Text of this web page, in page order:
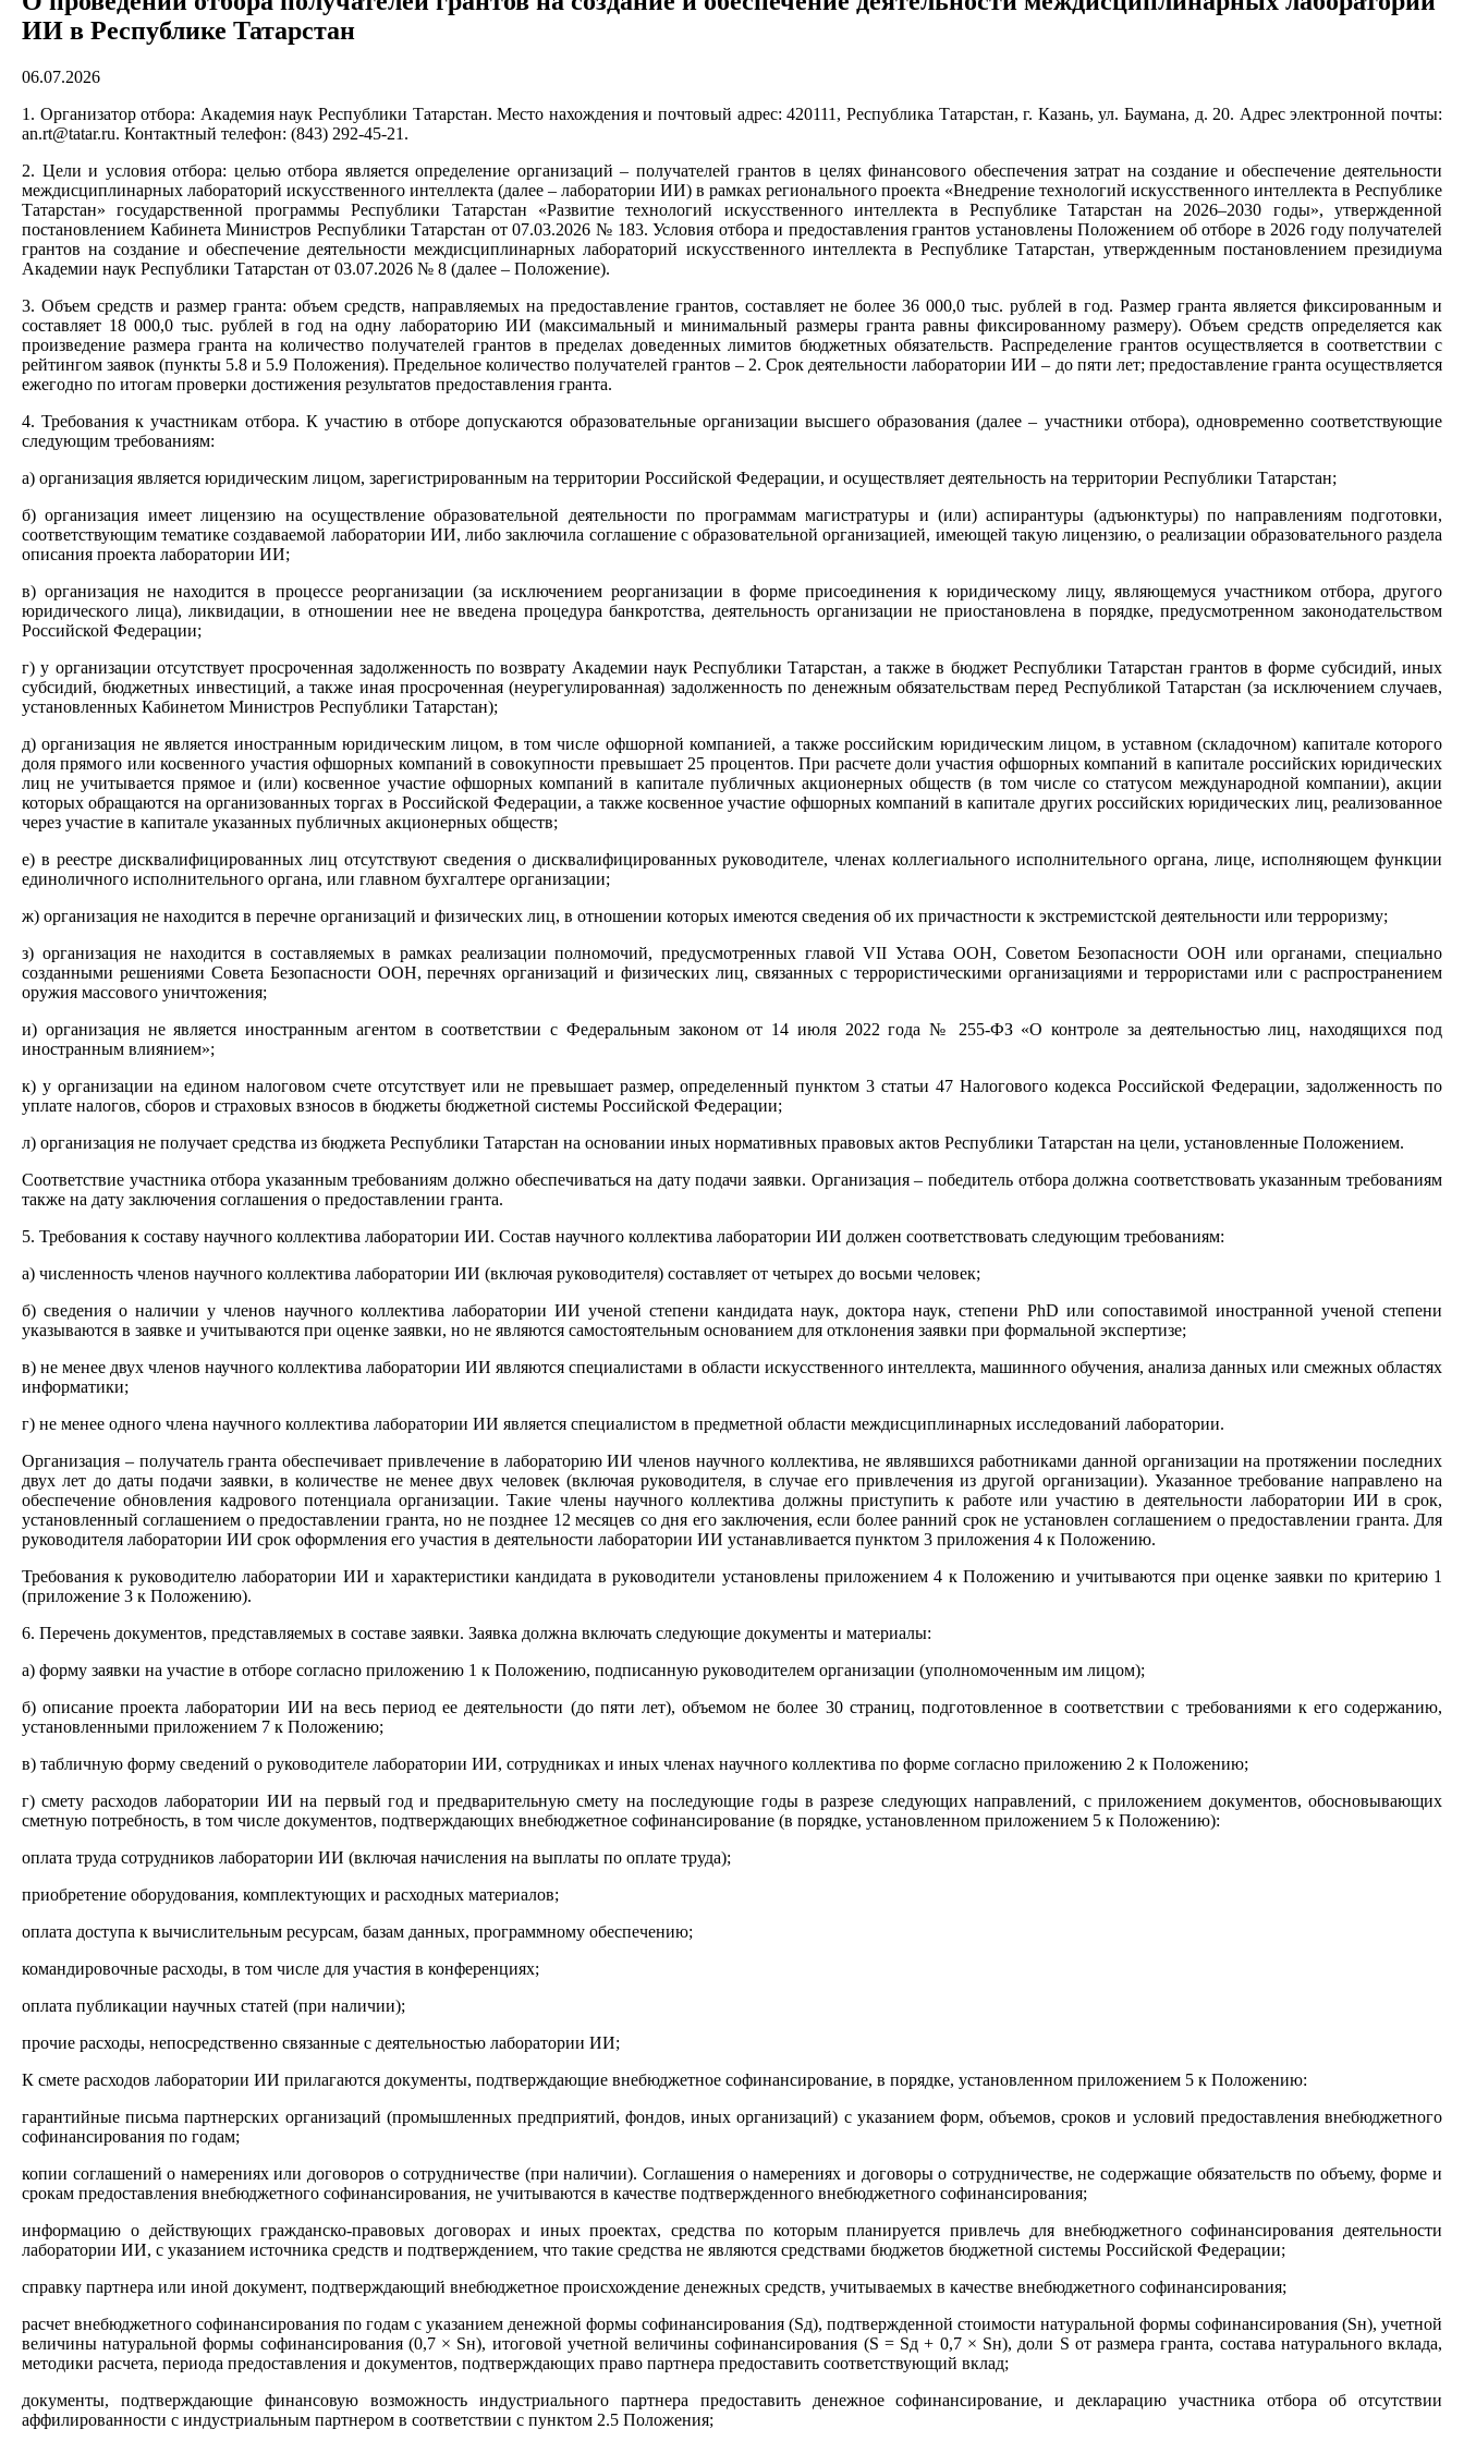
ИИ в Республике Татарстан
06.07.2026
1. Организатор отбора: Академия наук Республики Татарстан. Место нахождения и почтовый адрес: 420111, Республика Татарстан, г. Казань, ул. Баумана, д. 20. Адрес электронной почты:
an.rt@tatar.ru. Контактный телефон: (843) 292-45-21.
2. Цели и условия отбора: целью отбора является определение организаций – получателей грантов в целях финансового обеспечения затрат на создание и обеспечение деятельности
междисциплинарных лабораторий искусственного интеллекта (далее – лаборатории ИИ) в рамках регионального проекта «Внедрение технологий искусственного интеллекта в Республике
Татарстан» государственной программы Республики Татарстан «Развитие технологий искусственного интеллекта в Республике Татарстан на 2026–2030 годы», утвержденной
постановлением Кабинета Министров Республики Татарстан от 07.03.2026 № 183. Условия отбора и предоставления грантов установлены Положением об отборе в 2026 году получателей
грантов на создание и обеспечение деятельности междисциплинарных лабораторий искусственного интеллекта в Республике Татарстан, утвержденным постановлением президиума
Академии наук Республики Татарстан от 03.07.2026 № 8 (далее – Положение).
3. Объем средств и размер гранта: объем средств, направляемых на предоставление грантов, составляет не более 36 000,0 тыс. рублей в год. Размер гранта является фиксированным и
составляет 18 000,0 тыс. рублей в год на одну лабораторию ИИ (максимальный и минимальный размеры гранта равны фиксированному размеру). Объем средств определяется как
произведение размера гранта на количество получателей грантов в пределах доведенных лимитов бюджетных обязательств. Распределение грантов осуществляется в соответствии с
рейтингом заявок (пункты 5.8 и 5.9 Положения). Предельное количество получателей грантов – 2. Срок деятельности лаборатории ИИ – до пяти лет; предоставление гранта осуществляется
ежегодно по итогам проверки достижения результатов предоставления гранта.
4. Требования к участникам отбора. К участию в отборе допускаются образовательные организации высшего образования (далее – участники отбора), одновременно соответствующие
следующим требованиям:
а) организация является юридическим лицом, зарегистрированным на территории Российской Федерации, и осуществляет деятельность на территории Республики Татарстан;
б) организация имеет лицензию на осуществление образовательной деятельности по программам магистратуры и (или) аспирантуры (адъюнктуры) по направлениям подготовки,
соответствующим тематике создаваемой лаборатории ИИ, либо заключила соглашение с образовательной организацией, имеющей такую лицензию, о реализации образовательного раздела
описания проекта лаборатории ИИ;
в) организация не находится в процессе реорганизации (за исключением реорганизации в форме присоединения к юридическому лицу, являющемуся участником отбора, другого
юридического лица), ликвидации, в отношении нее не введена процедура банкротства, деятельность организации не приостановлена в порядке, предусмотренном законодательством
Российской Федерации;
г) у организации отсутствует просроченная задолженность по возврату Академии наук Республики Татарстан, а также в бюджет Республики Татарстан грантов в форме субсидий, иных
субсидий, бюджетных инвестиций, а также иная просроченная (неурегулированная) задолженность по денежным обязательствам перед Республикой Татарстан (за исключением случаев,
установленных Кабинетом Министров Республики Татарстан);
д) организация не является иностранным юридическим лицом, в том числе офшорной компанией, а также российским юридическим лицом, в уставном (складочном) капитале которого
доля прямого или косвенного участия офшорных компаний в совокупности превышает 25 процентов. При расчете доли участия офшорных компаний в капитале российских юридических
лиц не учитывается прямое и (или) косвенное участие офшорных компаний в капитале публичных акционерных обществ (в том числе со статусом международной компании), акции
которых обращаются на организованных торгах в Российской Федерации, а также косвенное участие офшорных компаний в капитале других российских юридических лиц, реализованное
через участие в капитале указанных публичных акционерных обществ;
е) в реестре дисквалифицированных лиц отсутствуют сведения о дисквалифицированных руководителе, членах коллегиального исполнительного органа, лице, исполняющем функции
единоличного исполнительного органа, или главном бухгалтере организации;
ж) организация не находится в перечне организаций и физических лиц, в отношении которых имеются сведения об их причастности к экстремистской деятельности или терроризму;
з) организация не находится в составляемых в рамках реализации полномочий, предусмотренных главой VII Устава ООН, Советом Безопасности ООН или органами, специально
созданными решениями Совета Безопасности ООН, перечнях организаций и физических лиц, связанных с террористическими организациями и террористами или с распространением
оружия массового уничтожения;
и) организация не является иностранным агентом в соответствии с Федеральным законом от 14 июля 2022 года № 255-ФЗ «О контроле за деятельностью лиц, находящихся под
иностранным влиянием»;
к) у организации на едином налоговом счете отсутствует или не превышает размер, определенный пунктом 3 статьи 47 Налогового кодекса Российской Федерации, задолженность по
уплате налогов, сборов и страховых взносов в бюджеты бюджетной системы Российской Федерации;
л) организация не получает средства из бюджета Республики Татарстан на основании иных нормативных правовых актов Республики Татарстан на цели, установленные Положением.
Соответствие участника отбора указанным требованиям должно обеспечиваться на дату подачи заявки. Организация – победитель отбора должна соответствовать указанным требованиям
также на дату заключения соглашения о предоставлении гранта.
5. Требования к составу научного коллектива лаборатории ИИ. Состав научного коллектива лаборатории ИИ должен соответствовать следующим требованиям:
а) численность членов научного коллектива лаборатории ИИ (включая руководителя) составляет от четырех до восьми человек;
б) сведения о наличии у членов научного коллектива лаборатории ИИ ученой степени кандидата наук, доктора наук, степени PhD или сопоставимой иностранной ученой степени
указываются в заявке и учитываются при оценке заявки, но не являются самостоятельным основанием для отклонения заявки при формальной экспертизе;
в) не менее двух членов научного коллектива лаборатории ИИ являются специалистами в области искусственного интеллекта, машинного обучения, анализа данных или смежных областях
информатики;
г) не менее одного члена научного коллектива лаборатории ИИ является специалистом в предметной области междисциплинарных исследований лаборатории.
Организация – получатель гранта обеспечивает привлечение в лабораторию ИИ членов научного коллектива, не являвшихся работниками данной организации на протяжении последних
двух лет до даты подачи заявки, в количестве не менее двух человек (включая руководителя, в случае его привлечения из другой организации). Указанное требование направлено на
обеспечение обновления кадрового потенциала организации. Такие члены научного коллектива должны приступить к работе или участию в деятельности лаборатории ИИ в срок,
установленный соглашением о предоставлении гранта, но не позднее 12 месяцев со дня его заключения, если более ранний срок не установлен соглашением о предоставлении гранта. Для
руководителя лаборатории ИИ срок оформления его участия в деятельности лаборатории ИИ устанавливается пунктом 3 приложения 4 к Положению.
Требования к руководителю лаборатории ИИ и характеристики кандидата в руководители установлены приложением 4 к Положению и учитываются при оценке заявки по критерию 1
(приложение 3 к Положению).
6. Перечень документов, представляемых в составе заявки. Заявка должна включать следующие документы и материалы:
а) форму заявки на участие в отборе согласно приложению 1 к Положению, подписанную руководителем организации (уполномоченным им лицом);
б) описание проекта лаборатории ИИ на весь период ее деятельности (до пяти лет), объемом не более 30 страниц, подготовленное в соответствии с требованиями к его содержанию,
установленными приложением 7 к Положению;
в) табличную форму сведений о руководителе лаборатории ИИ, сотрудниках и иных членах научного коллектива по форме согласно приложению 2 к Положению;
г) смету расходов лаборатории ИИ на первый год и предварительную смету на последующие годы в разрезе следующих направлений, с приложением документов, обосновывающих
сметную потребность, в том числе документов, подтверждающих внебюджетное софинансирование (в порядке, установленном приложением 5 к Положению):
оплата труда сотрудников лаборатории ИИ (включая начисления на выплаты по оплате труда);
приобретение оборудования, комплектующих и расходных материалов;
оплата доступа к вычислительным ресурсам, базам данных, программному обеспечению;
командировочные расходы, в том числе для участия в конференциях;
оплата публикации научных статей (при наличии);
прочие расходы, непосредственно связанные с деятельностью лаборатории ИИ;
К смете расходов лаборатории ИИ прилагаются документы, подтверждающие внебюджетное софинансирование, в порядке, установленном приложением 5 к Положению:
гарантийные письма партнерских организаций (промышленных предприятий, фондов, иных организаций) с указанием форм, объемов, сроков и условий предоставления внебюджетного
софинансирования по годам;
копии соглашений о намерениях или договоров о сотрудничестве (при наличии). Соглашения о намерениях и договоры о сотрудничестве, не содержащие обязательств по объему, форме и
срокам предоставления внебюджетного софинансирования, не учитываются в качестве подтвержденного внебюджетного софинансирования;
информацию о действующих гражданско-правовых договорах и иных проектах, средства по которым планируется привлечь для внебюджетного софинансирования деятельности
лаборатории ИИ, с указанием источника средств и подтверждением, что такие средства не являются средствами бюджетов бюджетной системы Российской Федерации;
справку партнера или иной документ, подтверждающий внебюджетное происхождение денежных средств, учитываемых в качестве внебюджетного софинансирования;
расчет внебюджетного софинансирования по годам с указанием денежной формы софинансирования (Sд), подтвержденной стоимости натуральной формы софинансирования (Sн), учетной
величины натуральной формы софинансирования (0,7 × Sн), итоговой учетной величины софинансирования (S = Sд + 0,7 × Sн), доли S от размера гранта, состава натурального вклада,
методики расчета, периода предоставления и документов, подтверждающих право партнера предоставить соответствующий вклад;
документы, подтверждающие финансовую возможность индустриального партнера предоставить денежное софинансирование, и декларацию участника отбора об отсутствии
аффилированности с индустриальным партнером в соответствии с пунктом 2.5 Положения;